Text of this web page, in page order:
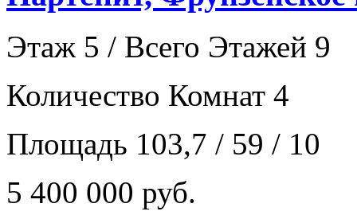
Этаж 5 / Всего Этажей 9
Количество Комнат 4
Площадь 103,7 / 59 / 10
5 400 000 руб.